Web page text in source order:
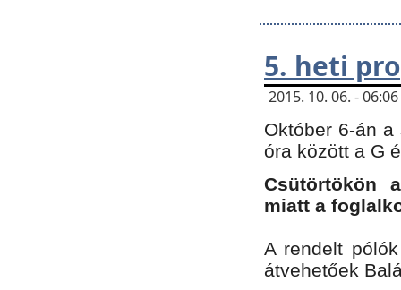
5. heti
2015. 10. 06. -
Október 6-án
óra között a G
Csütörtökön
miatt a
A rendelt
átvehetőek